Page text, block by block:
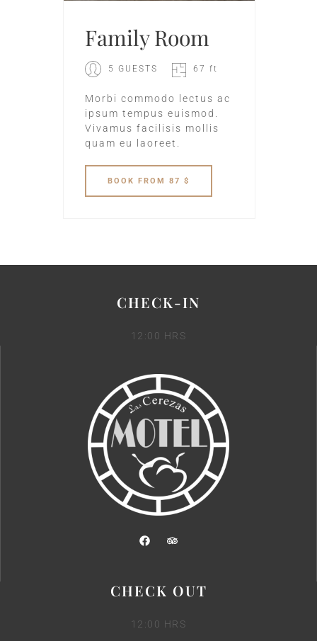
Family Room
5 GUESTS 67 ft
Morbi commodo lectus ac
ipsum tempus euismod.
Vivamus facilisis mollis
quam eu laoreet.
BOOK FROM 87 $
CHECK-IN
12:00 HRS
CHECK OUT
12:00 HRS